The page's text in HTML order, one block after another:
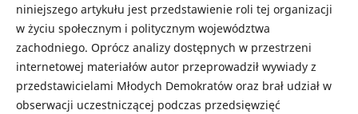
niniejszego artykułu jest przedstawienie roli tej organizacji
w życiu społecznym i politycznym województwa
zachodniego. Oprócz analizy dostępnych w przestrzeni
internetowej materiałów autor przeprowadził wywiady z
przedstawicielami Młodych Demokratów oraz brał udział w
obserwacji uczestniczącej podczas przedsięwzięć